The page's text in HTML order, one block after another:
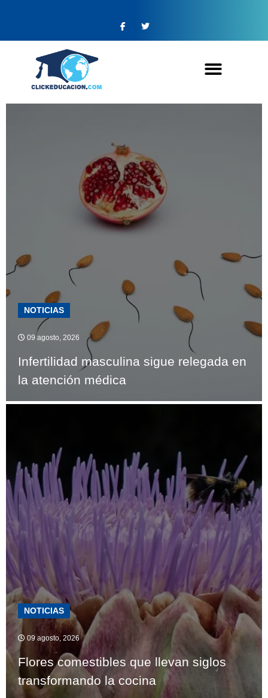
NOTICIAS
09 agosto, 2026
Infertilidad masculina sigue relegada en
la atención médica
NOTICIAS
09 agosto, 2026
Flores comestibles que llevan siglos
transformando la cocina